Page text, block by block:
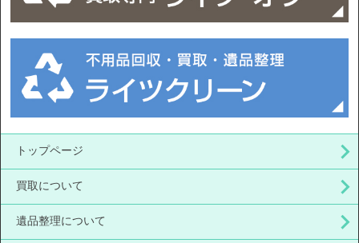
トップページ
買取について
遺品整理について